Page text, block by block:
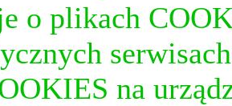
o plikach
na